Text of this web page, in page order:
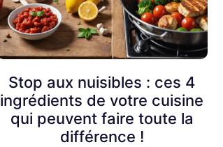
Stop aux nuisibles : ces 4
ingrédients de votre cuisine
qui peuvent faire toute la
différence !